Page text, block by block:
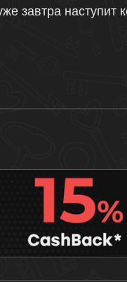
завтра наступит